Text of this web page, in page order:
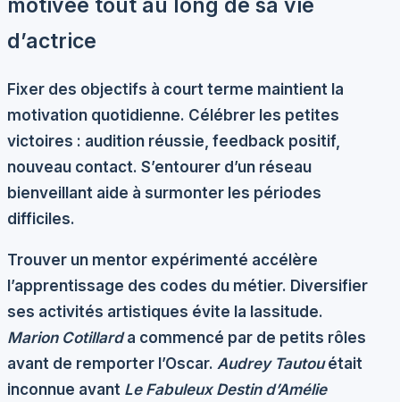
motivée tout au long de sa vie
d’actrice
Fixer des objectifs à court terme maintient la
motivation quotidienne. Célébrer les petites
victoires : audition réussie, feedback positif,
nouveau contact. S’entourer d’un réseau
bienveillant aide à surmonter les périodes
difficiles.
Trouver un mentor expérimenté accélère
l’apprentissage des codes du métier. Diversifier
ses activités artistiques évite la lassitude.
Marion Cotillarda commencé par de petits rôles
avant de remporter l’Oscar. Audrey Tautouétait
inconnue avant Le Fabuleux Destin d’Amélie